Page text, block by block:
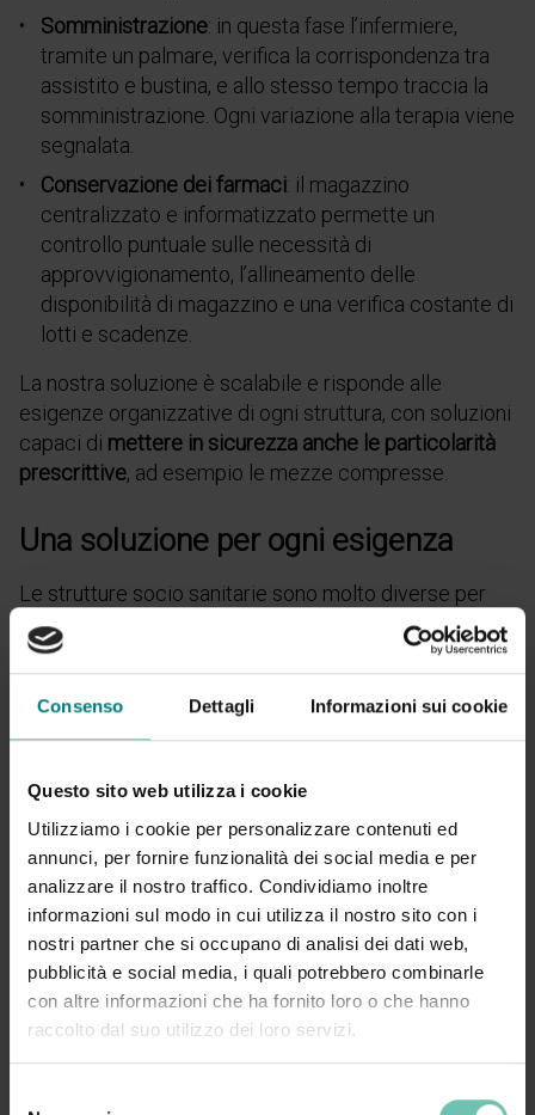
Consenso Dettagli Informazioni sui cookie
Questo sito web utilizza i cookie
Utilizziamo i cookie per personalizzare contenuti ed
annunci, per fornire funzionalità dei social media e per
analizzare il nostro traffico. Condividiamo inoltre
informazioni sul modo in cui utilizza il nostro sito con i
nostri partner che si occupano di analisi dei dati web,
pubblicità e social media, i quali potrebbero combinarle
con altre informazioni che ha fornito loro o che hanno
raccolto dal suo utilizzo dei loro servizi.
Somministrazione​: in questa fase l’infermiere,
tramite un palmare, verifica la corrispondenza tra
assistito e bustina, e allo stesso tempo traccia la
somministrazione. Ogni variazione alla terapia viene
segnalata.
Conservazione dei farmaci: il magazzino
centralizzato e informatizzato permette un
controllo puntuale sulle necessità di
approvvigionamento, l’allineamento delle
disponibilità di magazzino e una verifica costante di
lotti e scadenze.
La nostra soluzione è scalabile e risponde alle
esigenze organizzative di ogni struttura, con soluzioni
capaci di mettere in sicurezza anche le particolarità
prescrittive, ad esempio le mezze compresse.
Una soluzione per ogni esigenza
Le strutture socio sanitarie sono molto diverse per
dimensioni, servizi offerti e organizzazione interna, è
così che possono essere aggiunti degli
strumenti
all’interno della bustina ne impedisce la
volatizzazione
Sblisteratricemanuale
Vassoio con controllo LEDper la preparazione
I-Rollyarrotola in un un’unica bobina tutte le bustine
delle terapie
Vizen: un lettore ottico che verifica il contenuto
della bustina terapia con la prescrizione e ne